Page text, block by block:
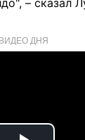
– сказал
ВИДЕО ДНЯ